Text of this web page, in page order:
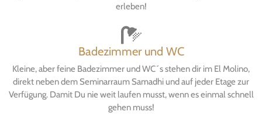
erleben!
Badezimmer und WC
Kleine, aber feine Badezimmer und WC´s stehen dir im El Molino,
direkt neben dem Seminarraum Samadhi und auf jeder Etage zur
Verfügung. Damit Du nie weit laufen musst, wenn es einmal schnell
gehen muss!